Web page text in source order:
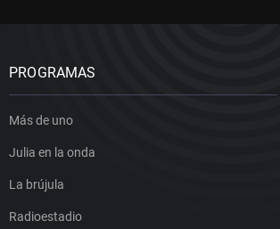
PROGRAMAS
Más de uno
Julia en la onda
La brújula
Radioestadio